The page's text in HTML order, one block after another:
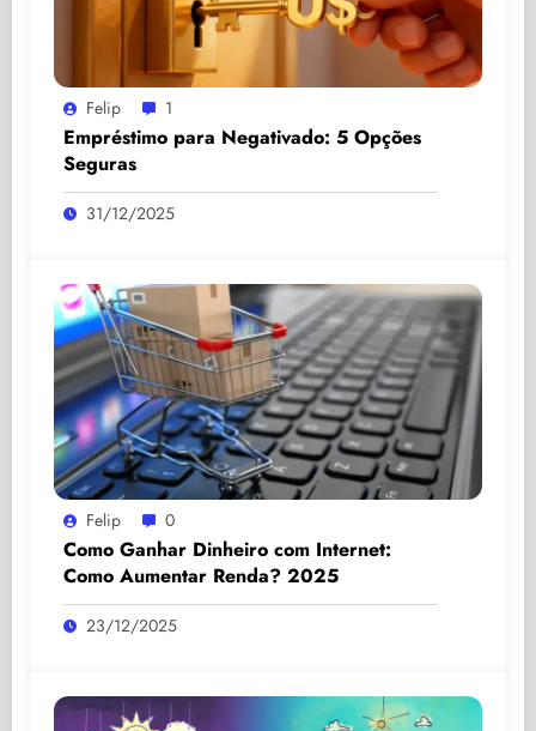
Felip 1
Empréstimo para Negativado: 5 Opções
Seguras
31/12/2025
Felip 0
Como Ganhar Dinheiro com Internet:
Como Aumentar Renda? 2025
23/12/2025